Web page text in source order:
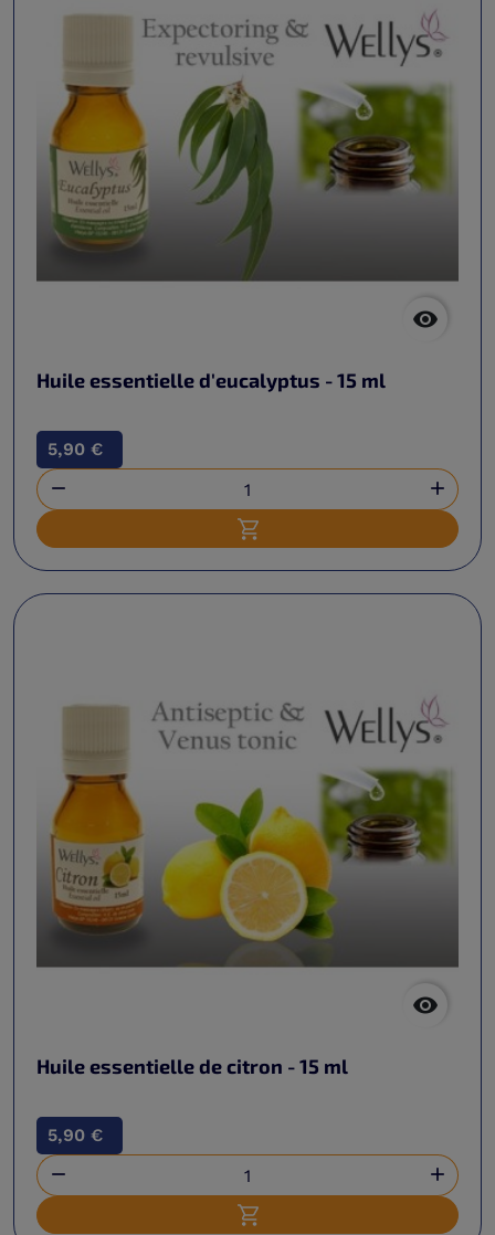

Huile essentielle d'eucalyptus - 15 ml
5,90 €
 
Ajouter au panier

Huile essentielle de citron - 15 ml
5,90 €
 
Ajouter au panier